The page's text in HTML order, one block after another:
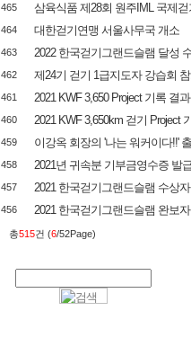
465 삼육식품 제28회 원주IML 국제
464 대한걷기연맹 서울사무국 개소
463 2022 한국걷기그랜드슬램 달성
462 제24기 걷기 1급지도자 강습회
461 2021 KWF 3,650 Project 기록 결과
460 2021 KWF 3,650km 걷기 Project
459 이강옥 회장의 '나는 워커이다!!'
458 2021년 귀속분 기부금영수증 발
457 2021 한국걷기그랜드슬램 수상
456 2021 한국걷기그랜드슬램 완보
총515건 (6/52Page)